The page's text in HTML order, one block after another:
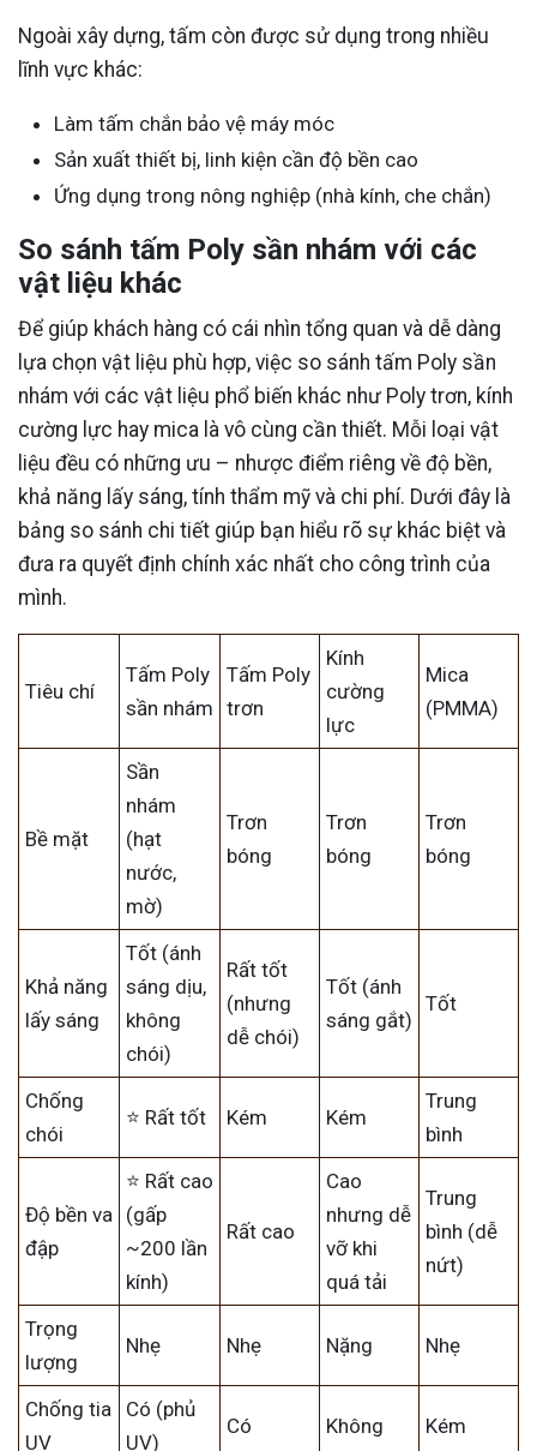
Ngoài xây dựng, tấm còn được sử dụng trong nhiều
lĩnh vực khác:
Làm tấm chắn bảo vệ máy móc
Sản xuất thiết bị, linh kiện cần độ bền cao
Ứng dụng trong nông nghiệp (nhà kính, che chắn)
So sánh tấm Poly sần nhám với các
vật liệu khác
Để giúp khách hàng có cái nhìn tổng quan và dễ dàng
lựa chọn vật liệu phù hợp, việc so sánh tấm Poly sần
nhám với các vật liệu phổ biến khác như Poly trơn, kính
cường lực hay mica là vô cùng cần thiết. Mỗi loại vật
liệu đều có những ưu – nhược điểm riêng về độ bền,
khả năng lấy sáng, tính thẩm mỹ và chi phí. Dưới đây là
bảng so sánh chi tiết giúp bạn hiểu rõ sự khác biệt và
đưa ra quyết định chính xác nhất cho công trình của
mình.
Tiêu chí
Tấm Poly
sần nhám
Tấm Poly
trơn
Kính
cường
lực
Mica
(PMMA)
Bề mặt
Sần
nhám
(hạt
nước,
mờ)
Trơn
bóng
Trơn
bóng
Trơn
bóng
Khả năng
lấy sáng
Tốt (ánh
sáng dịu,
không
chói)
Rất tốt
(nhưng
dễ chói)
Tốt (ánh
sáng gắt)
Tốt
Chống
chói
⭐ Rất tốt Kém Kém
Trung
bình
Độ bền va
đập
⭐ Rất cao
(gấp
~200 lần
kính)
Rất cao
Cao
nhưng dễ
vỡ khi
quá tải
Trung
bình (dễ
nứt)
Trọng
lượng
Nhẹ Nhẹ Nặng Nhẹ
Chống tia
UV
Có (phủ
UV)
Có Không Kém